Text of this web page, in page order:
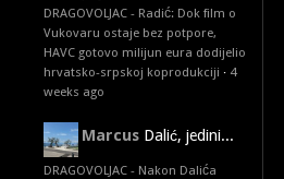
DRAGOVOLJAC - Radić: Dok film o
Vukovaru ostaje bez potpore,
HAVC gotovo milijun eura dodijelio
hrvatsko-srpskoj koprodukciji · 4
weeks ago
Marcus Dalić, jedini...
DRAGOVOLJAC - Nakon Dalića